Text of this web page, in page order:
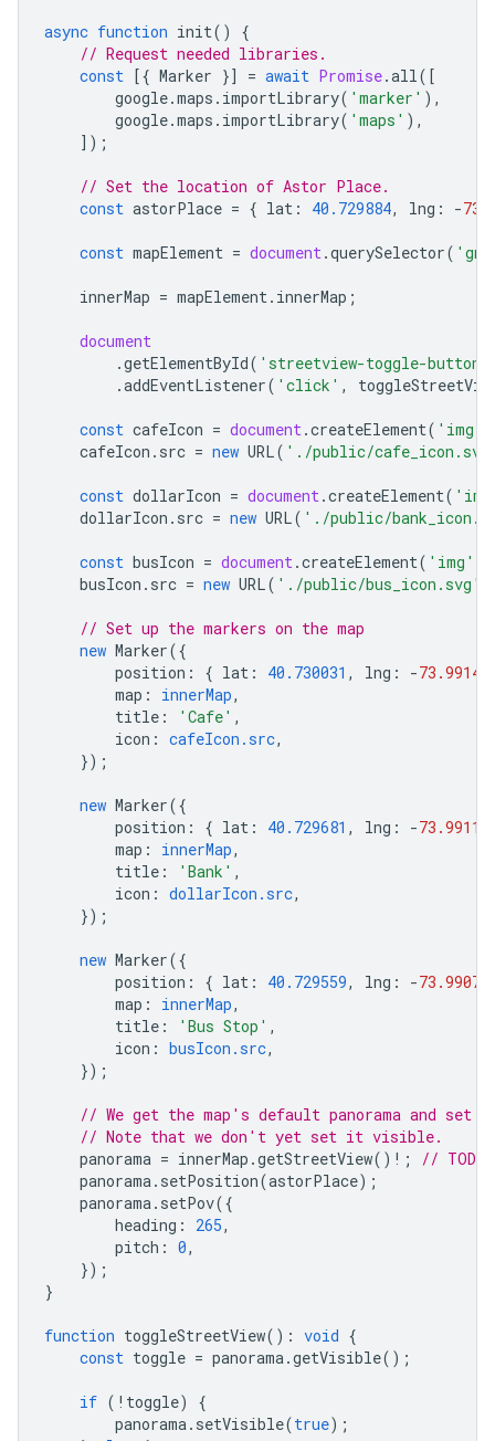
async function init()
{
// Request needed libraries.
const [{ Marker }] = await Promise.all([
google.maps . importLibrary( 'marker' ),
google.maps . importLibrary( 'maps' ),
]);
// Set the location of Astor Place.
const astorPlace = { lat : 40.729884, lng : -
const mapElement = document.querySelector(
innerMap = mapElement. innerMap ;
document
.getElementById( 'streetview-toggle-button'
.addEventListener( 'click' ,
const cafeIcon = document.createElement( 'img'
cafeIcon . src = new URL( './public/
const dollarIcon = document.createElement(
dollarIcon . src = new URL( './public/
const busIcon = document.createElement( 'img'
busIcon . src = new URL( './public/bus_icon.svg'
// Set up the markers on the map
new Marker({
position : { lat : 40.730031 , lng : -
map : innerMap,
title : 'Cafe' ,
icon : cafeIcon.src,
});
new Marker({
position : { lat : 40.729681 , lng : -
map : innerMap,
title : 'Bank' ,
icon : dollarIcon.src,
});
new Marker({
position : { lat : 40.729559, lng : -
map : innerMap,
title : 'Bus Stop' ,
icon : busIcon.src,
});
// We get the map's default panorama and set
// Note that we don't yet set it visible.
panorama = innerMap .getStreetView() ! ;
//
panorama. setPosition(astorPlace);
panorama. setPov({
heading : 265,
pitch : 0,
});
}
function toggleStreetView() : void {
const toggle = panorama.getVisible();
if ( ! toggle)
{
panorama. setVisible(true);